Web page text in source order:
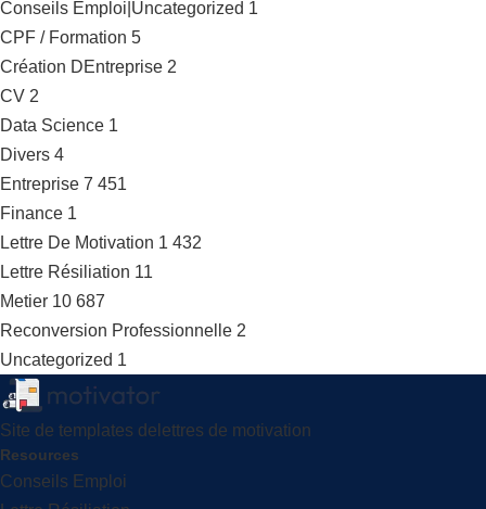
Conseils Emploi|Uncategorized 1
CPF / Formation 5
Création DEntreprise 2
CV 2
Data Science 1
Divers 4
Entreprise 7 451
Finance 1
Lettre De Motivation 1 432
Lettre Résiliation 11
Metier 10 687
Reconversion Professionnelle 2
Uncategorized 1
Site de templates delettres de motivation
Resources
Conseils Emploi